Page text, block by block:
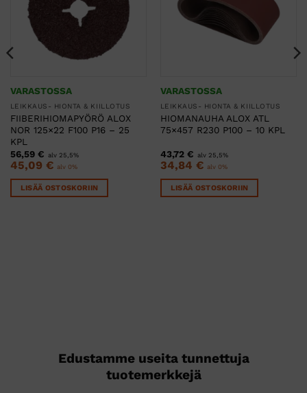
VARASTOSSA
LEIKKAUS- HIONTA & KIILLOTUS
FIIBERIHIOMAPYÖRÖ ALOX
NOR 125×22 F100 P16 – 25
KPL
56,59 € alv 25,5%
45,09 € alv 0%
LISÄÄ OSTOSKORIIN
VARASTOSSA
LEIKKAUS- HIONTA & KIILLOTUS
HIOMANAUHA ALOX ATL
75×457 R230 P100 – 10 KPL
43,72 € alv 25,5%
34,84 € alv 0%
LISÄÄ OSTOSKORIIN
Edustamme useita tunnettuja
tuotemerkkejä